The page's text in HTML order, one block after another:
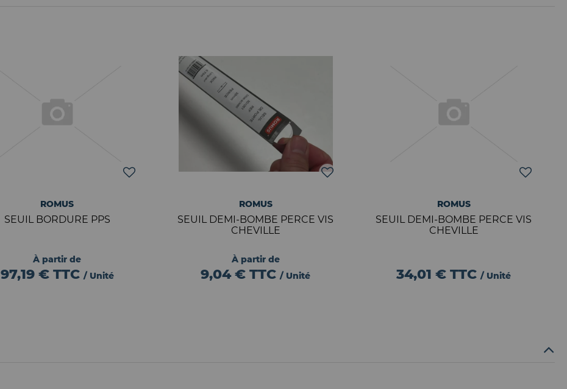
ROMUS
SEUIL BORDURE PPS
À partir de
97,19 € TTC / Unité
ROMUS
SEUIL DEMI-BOMBE PERCE VIS
CHEVILLE
À partir de
9,04 €TTC / Unité
ROMUS
SEUIL DEMI-BOMBE PERCE VIS
CHEVILLE
34,01 €TTC / Unité